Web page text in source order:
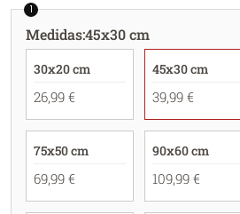
1
Medidas:45x30 cm
30x20 cm
26,99 €
45x30 cm
39,99 €
75x50 cm
69,99 €
90x60 cm
109,99 €